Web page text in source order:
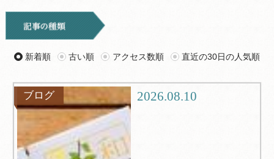
イベント
旅行記 ツアー
グルメ
ブログ
新着順 古い順 アクセス数順 直近の30日の人気順
ブログ 2026.08.10